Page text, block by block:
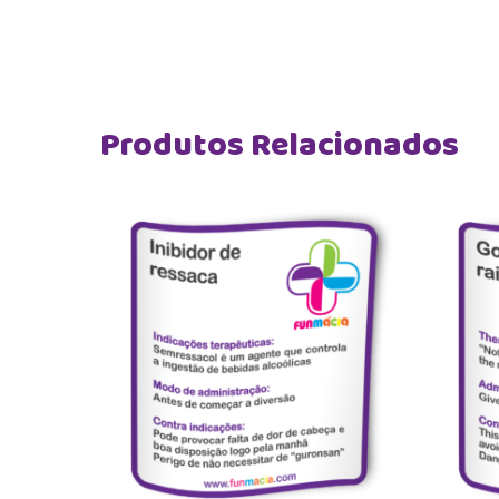
Produtos Relacionados